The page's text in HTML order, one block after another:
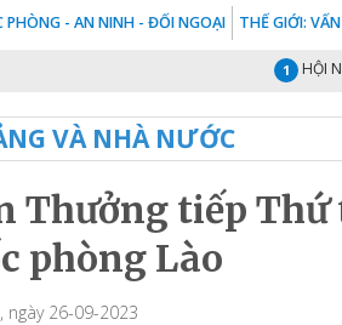
PHÒNG - AN NINH - ĐỐI NGOẠI THẾ GIỚI:
HỘI NGHỊ
VÀ NHÀ NƯỚC
Thưởng tiếp
phòng Lào
ngày 26-09-2023